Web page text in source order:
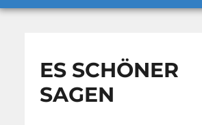
ES SCHÖNER
SAGEN